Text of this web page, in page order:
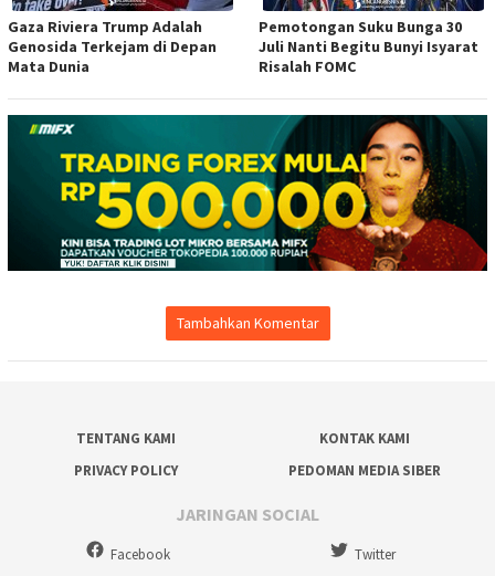
Gaza Riviera Trump Adalah
Genosida Terkejam di Depan
Mata Dunia
Pemotongan Suku Bunga 30
Juli Nanti Begitu Bunyi Isyarat
Risalah FOMC
Tambahkan Komentar
TENTANG KAMI
KONTAK KAMI
PRIVACY POLICY
PEDOMAN MEDIA SIBER
JARINGAN SOCIAL
Facebook Twitter